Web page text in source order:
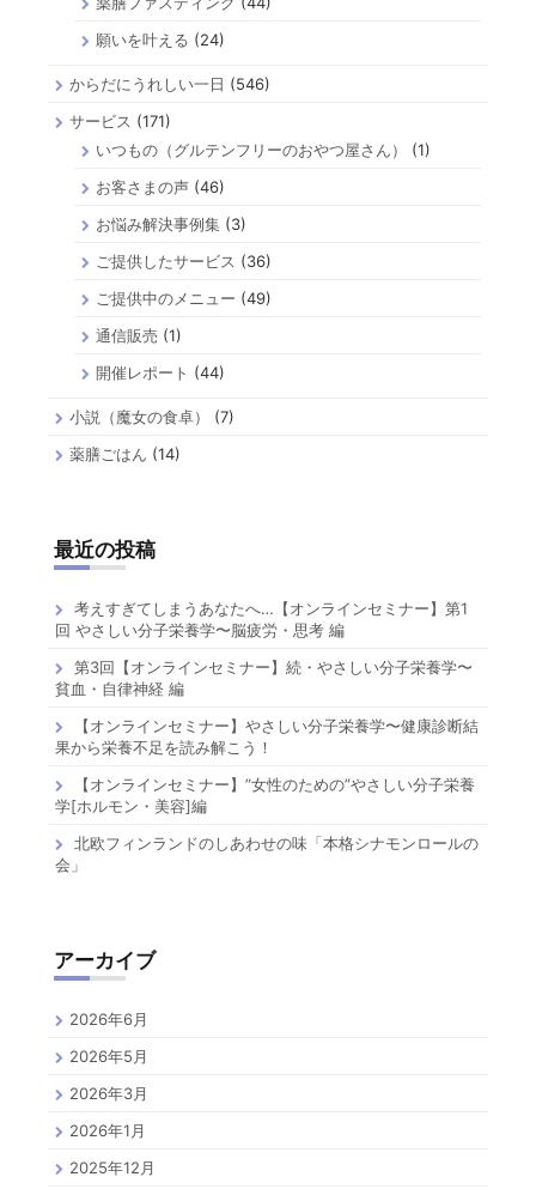
願いを叶える (24)
からだにうれしい一日 (546)
サービス (171)
いつもの（グルテンフリーのおやつ屋さん）
(1)
お客さまの声 (46)
お悩み解決事例集 (3)
ご提供したサービス (36)
ご提供中のメニュー (49)
通信販売 (1)
開催レポート (44)
小説（魔女の食卓）
(7)
薬膳ごはん (14)
最近の投稿
考えすぎてしまうあなたへ…【オンラインセミナー】第1
回 やさしい分子栄養学〜脳疲労・思考 編
第3回【オンラインセミナー】続・やさしい分子栄養学〜
貧血・自律神経 編
【オンラインセミナー】やさしい分子栄養学〜健康診断結
果から栄養不足を読み解こう！
【オンラインセミナー】”女性のための”やさしい分子栄養
学[ホルモン・美容]編
北欧フィンランドのしあわせの味「本格シナモンロールの
会」
アーカイブ
2026年6月
2026年5月
2026年3月
2026年1月
2025年12月